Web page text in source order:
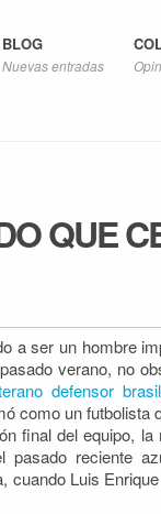
BLOG
Nuevas entradas
QUE
a ser un hombre
verano, no
defensor
como un
final del equipo,
pasado reciente
cuando Luis